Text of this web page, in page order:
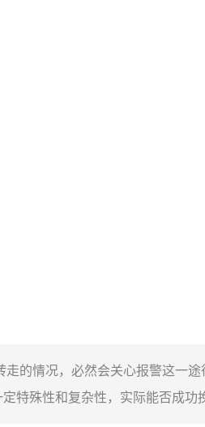
的情况，必然会关心报警这一
特殊性和复杂性，实际能否成功